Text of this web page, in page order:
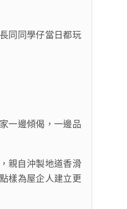
同同學仔當日都玩
一邊傾偈，一邊品
親自沖製地道香滑
樣為屋企人建立更